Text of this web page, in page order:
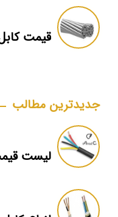
جدیدترین مطالب
لیست